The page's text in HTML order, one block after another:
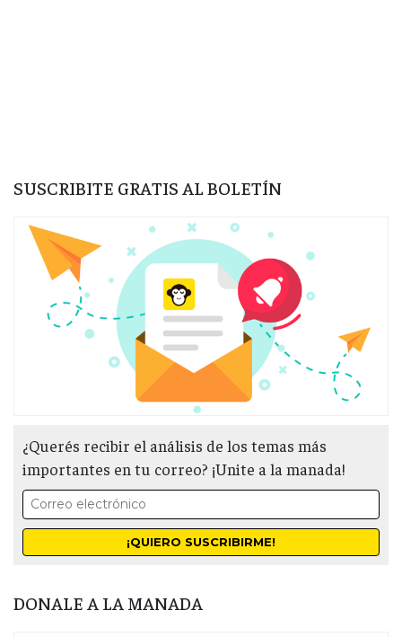
SUSCRIBITE GRATIS AL BOLETÍN
¿Querés recibir el análisis de los temas más
importantes en tu correo? ¡Unite a la manada!
DONALE A LA MANADA